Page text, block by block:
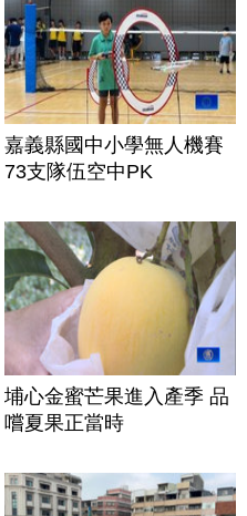
嘉義縣國中小學無人機賽
73支隊伍空中PK
埔心金蜜芒果進入產季 品
嚐夏果正當時